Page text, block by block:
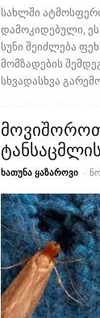
სახლში
დამოკიდებული,
სუნი შეიძლება
მომზადების
სხვადასხვა
ხათუნა ყაზაროვი -